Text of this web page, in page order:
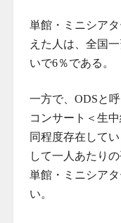
単館・ミニシア
えた人は、全国
いで6％である。
一方で、ODSと
コンサート＜生
同程度存在して
して一人あたり
単館・ミニシア
い。